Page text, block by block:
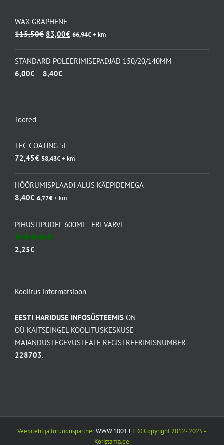
oli:
67,20€.
on:
49,00€.
WAX GRAPHENE
115,50€ Algne
oli:
115,50€.
83,00€Praegune
on:
66,94€+ km
STANDARD POLEERIMISEPADJAD 150/20/140MM
6,00€ – 8,40€Hinnavahemik:
Tooted
TFC COATING 5L
72,45€ 58,43€+ km
HÕÕRUMISPLAADI ALUS KÄEPIDEMEGA
8,40€ 6,77€+ km
PIHUSTIPUDEL 600ML - ERI VÄRVI
Hinnanguga
2,25€
Koolitus informatsioon
EESTI HARIDUSE INFOSÜSTEEMIS ON
OÜ KAITSEINGEL KOOLITUSKESKUSE
MAJANDUSTEGEVUSTEATE REGISTREERIMISNUMBER
228703.
Veebileht ja turunduspartnerWWW.1001.EE© Copyright 2012- 2025 -
Koristama.ee